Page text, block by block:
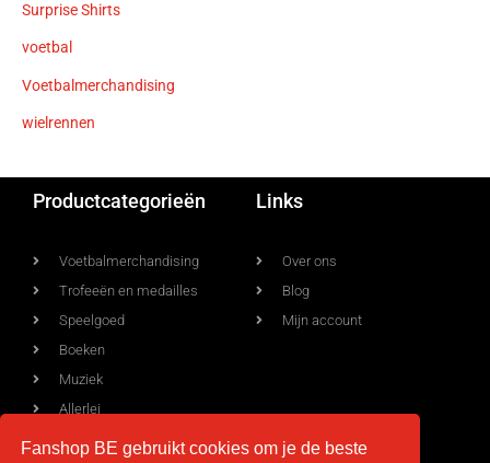
Surprise Shirts
voetbal
Voetbalmerchandising
wielrennen
Productcategorieën
Voetbalmerchandising
Trofeeën en medailles
Speelgoed
Boeken
Muziek
Allerlei
Links
Over ons
Blog
Mijn account
Fanshop BE gebruikt cookies om je de beste